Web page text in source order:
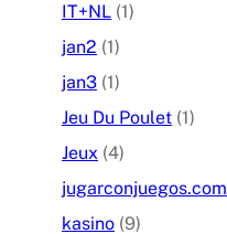
IT+NL (1)
jan2 (1)
jan3 (1)
Jeu Du Poulet (1)
Jeux (4)
jugarconjuegos.com
kasino (9)